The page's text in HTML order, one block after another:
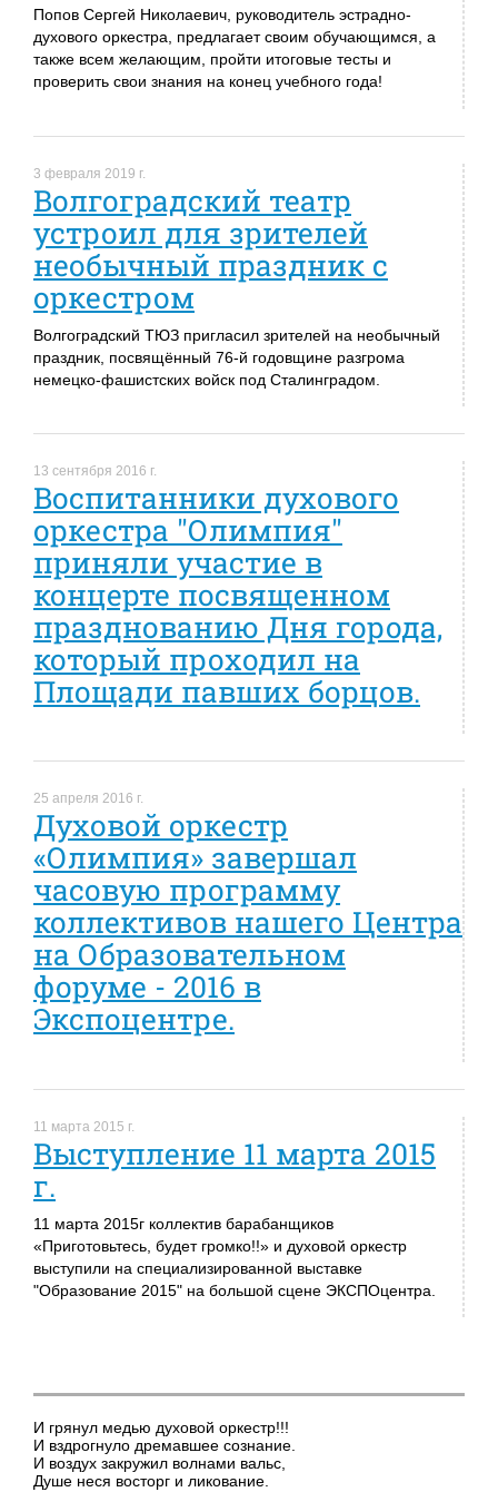
Попов Сергей Николаевич, руководитель эстрадно-
духового оркестра, предлагает своим обучающимся, а
также всем желающим, пройти итоговые тесты и
проверить свои знания на конец учебного года!
3 февраля 2019 г.
Волгоградский театр
устроил для зрителей
необычный праздник с
оркестром
Волгоградский ТЮЗ пригласил зрителей на необычный
праздник, посвящённый 76-й годовщине разгрома
немецко-фашистских войск под Сталинградом.
13 сентября 2016 г.
Воспитанники духового
оркестра "Олимпия"
приняли участие в
концерте посвященном
празднованию Дня города,
который проходил на
Площади павших борцов.
25 апреля 2016 г.
Духовой оркестр
«Олимпия» завершал
часовую программу
коллективов нашего Центра
на Образовательном
форуме - 2016 в
Экспоцентре.
11 марта 2015 г.
Выступление 11 марта 2015
г.
11 марта 2015г коллектив барабанщиков
«Приготовьтесь, будет громко!!» и духовой оркестр
выступили на специализированной выставке
"Образование 2015" на большой сцене ЭКСПОцентра.
И грянул медью духовой оркестр!!!
И вздрогнуло дремавшее сознание.
И воздух закружил волнами вальс,
Душе неся восторг и ликование.